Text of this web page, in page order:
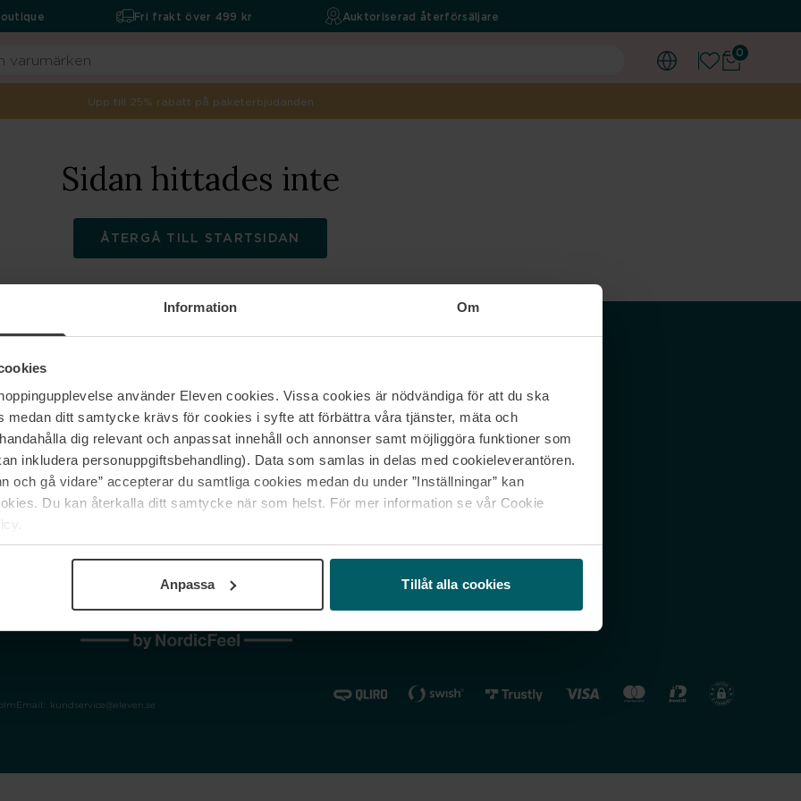
Information Om
använder Eleven cookies. Vissa cookies är nödvändiga för att du ska
medan ditt samtycke krävs för cookies i syfte att förbättra våra tjänster, mäta och
dig relevant och anpassat innehåll och annonser samt möjliggöra funktioner som
inkludera personuppgiftsbehandling). Data som samlas in delas med cookieleverantören.
och gå vidare” accepterar du samtliga cookies medan du under ”Inställningar” kan
Du kan återkalla ditt samtycke när som helst. För mer information se vår Cookie
Anpassa Tillåt alla cookies
0
Fri frakt över 499 kr Auktoriserad återförsäljare
Upp till 25% rabatt på paketerbjudanden
Sidan hittades inte
ÅTERGÅ TILL STARTSIDAN
Om oss
Jobba hos oss
Våra varumärken
Kontakta oss
Vanliga frågor & svar
Spåra min beställning
reklamationer
Nordicfeel SE
Nordicfeel FI
Nordicfeel NO
Email: kundservice@eleven.se